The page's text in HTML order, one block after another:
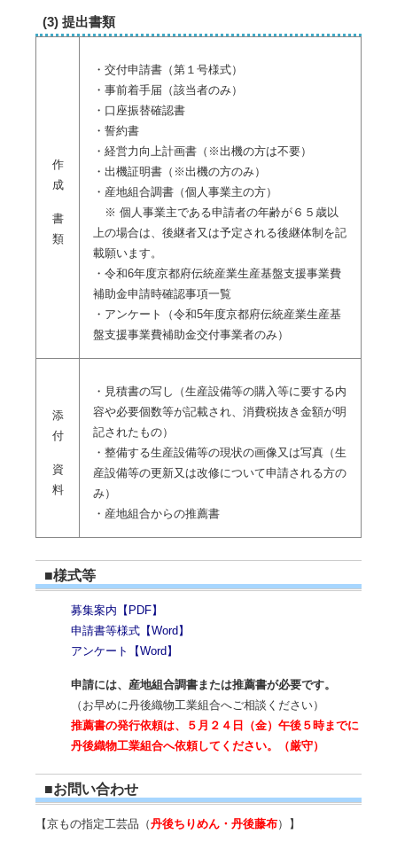
(3) 提出書類
作
成
書
類
・交付申請書（第１号様式）
・事前着手届（該当者のみ）
・口座振替確認書
・誓約書
・経営力向上計画書（※出機の方は不要）
・出機証明書（※出機の方のみ）
・産地組合調書（個人事業主の方）
※ 個人事業主である申請者の年齢が６５歳以
上の場合は、後継者又は予定される後継体制を記
載願います。
・令和6年度京都府伝統産業生産基盤支援事業費
補助金申請時確認事項一覧
・アンケート（令和5年度京都府伝統産業生産基
盤支援事業費補助金交付事業者のみ）
添
付
資
料
・見積書の写し（生産設備等の購入等に要する内
容や必要個数等が記載され、消費税抜き金額が明
記されたもの）
・整備する生産設備等の現状の画像又は写真（生
産設備等の更新又は改修について申請される方の
み）
・産地組合からの推薦書
■様式等
募集案内【PDF】
申請書等様式【Word】
アンケート【Word】
申請には、産地組合調書または推薦書が必要です。
（お早めに丹後織物工業組合へご相談ください）
推薦書の発行依頼は、５月２４日（金）午後５時までに
丹後織物工業組合へ依頼してください。（厳守）
■お問い合わせ
【京もの指定工芸品（丹後ちりめん・丹後藤布）】